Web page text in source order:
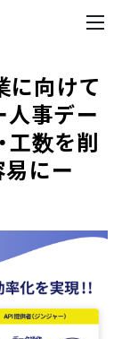
に向けて
人事デー
工数を削
にー